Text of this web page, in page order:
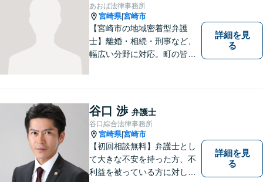
あおば法律事務所
宮崎県|宮崎市
【宮崎市の地域密着型弁護
士】離婚・相続・刑事など、
幅広い分野に対応。町の皆様
ことなく、お気軽にご相談く
ださい。きっと道が開けま
す。
詳細を見
る
谷口 渉 弁護士
谷口綜合法律事務所
宮崎県|宮崎市
【初回相談無料】弁護士とし
て大きな不安を持った方、不
利益を被っている方に対し、
詳細を見
る